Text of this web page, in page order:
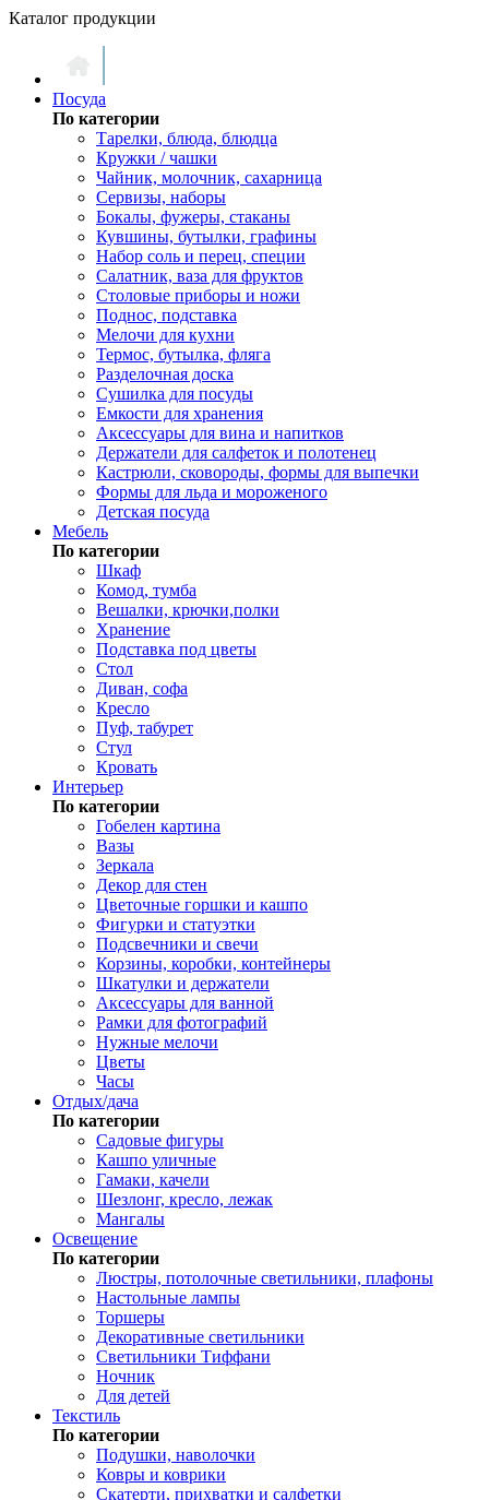
Каталог продукции
Посуда
По категории
Тарелки, блюда, блюдца
Кружки / чашки
Чайник, молочник, сахарница
Сервизы, наборы
Бокалы, фужеры, стаканы
Кувшины, бутылки, графины
Набор соль и перец, специи
Салатник, ваза для фруктов
Столовые приборы и ножи
Поднос, подставка
Мелочи для кухни
Термос, бутылка, фляга
Разделочная доска
Сушилка для посуды
Емкости для хранения
Аксессуары для вина и напитков
Держатели для салфеток и полотенец
Кастрюли, сковороды, формы для выпечки
Формы для льда и мороженого
Детская посуда
Мебель
По категории
Шкаф
Комод, тумба
Вешалки, крючки,полки
Хранение
Подставка под цветы
Стол
Диван, софа
Кресло
Пуф, табурет
Стул
Кровать
Интерьер
По категории
Гобелен картина
Вазы
Зеркала
Декор для стен
Цветочные горшки и кашпо
Фигурки и статуэтки
Подсвечники и свечи
Корзины, коробки, контейнеры
Шкатулки и держатели
Аксессуары для ванной
Рамки для фотографий
Нужные мелочи
Цветы
Часы
Отдых/дача
По категории
Садовые фигуры
Кашпо уличные
Гамаки, качели
Шезлонг, кресло, лежак
Мангалы
Освещение
По категории
Люстры, потолочные светильники, плафоны
Настольные лампы
Торшеры
Декоративные светильники
Светильники Тиффани
Ночник
Для детей
Текстиль
По категории
Подушки, наволочки
Ковры и коврики
Скатерти, прихватки и салфетки